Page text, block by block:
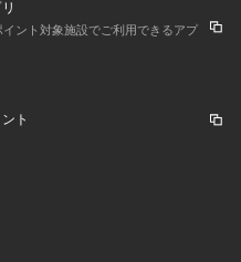
ント対象施設でご利用できるアプ
ト